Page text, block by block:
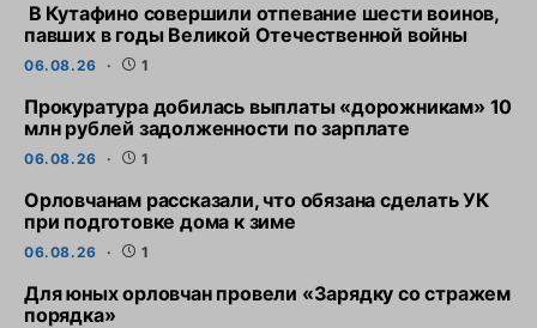
В Кутафино совершили отпевание шести воинов,
павших в годы Великой Отечественной войны
06.08.26 1
Прокуратура добилась выплаты «дорожникам» 10
млн рублей задолженности по зарплате
06.08.26 1
Орловчанам рассказали, что обязана сделать УК
при подготовке дома к зиме
06.08.26 1
Для юных орловчан провели «Зарядку со стражем
порядка»